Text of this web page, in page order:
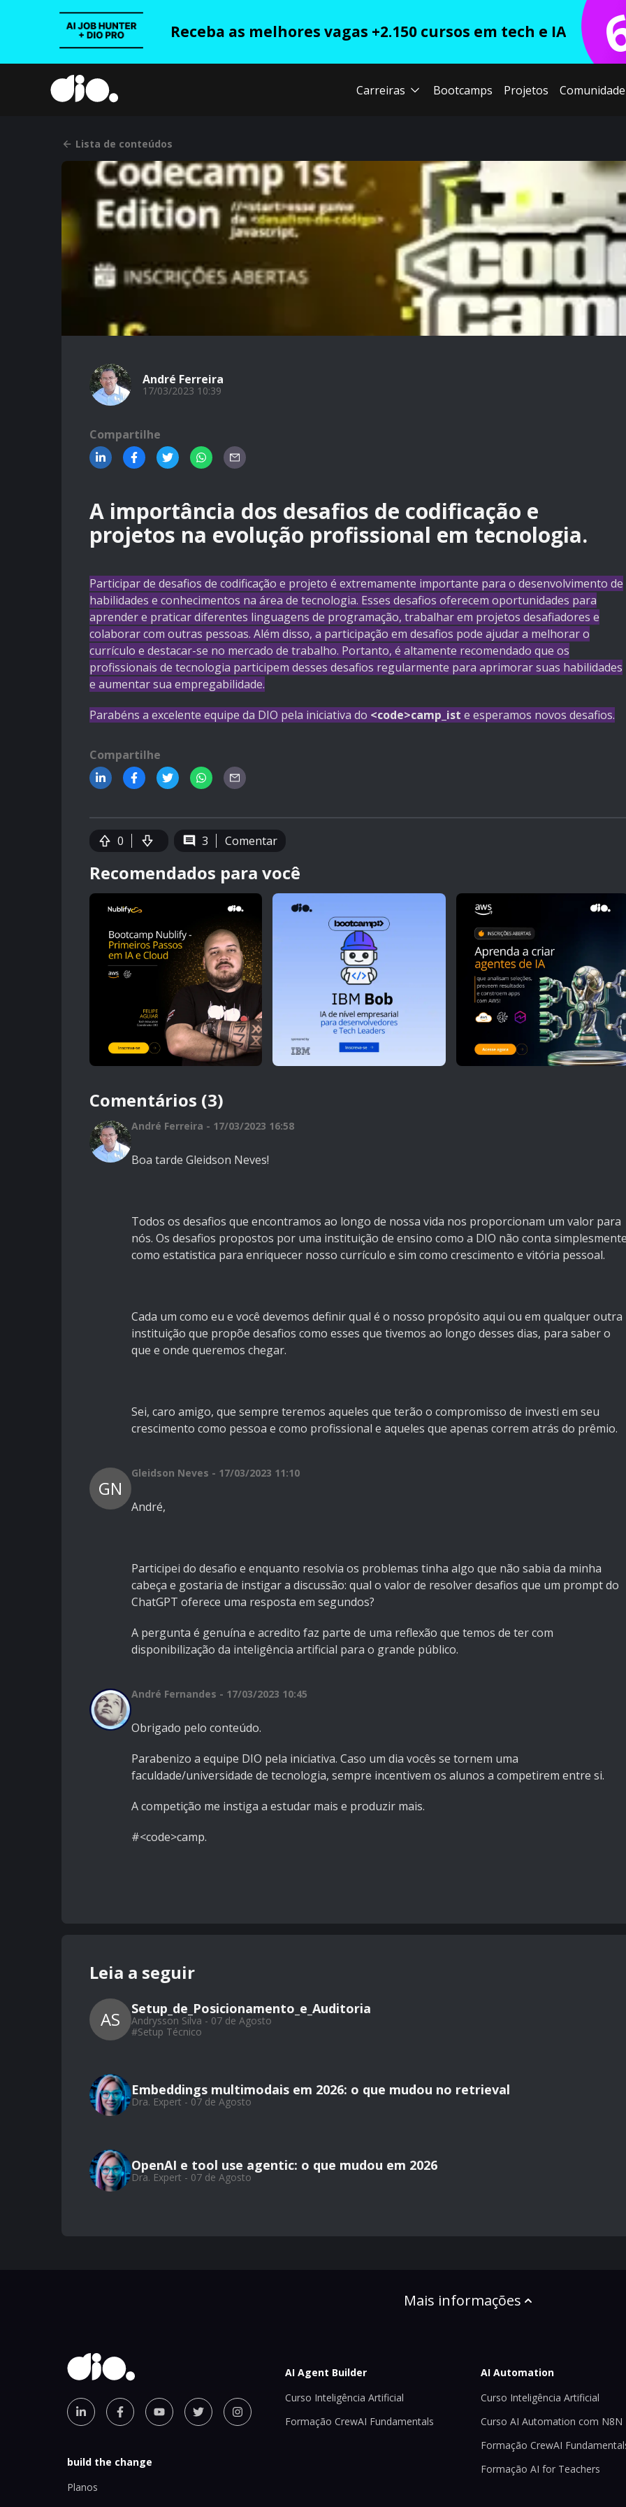
Receba as melhores vagas +2.150 cursos em tech e IA
Carreiras Bootcamps Projetos Comunidade
Lista de conteúdos
André Ferreira
17/03/2023 10:39
Compartilhe
A importância dos desafios de codificação e
projetos na evolução profissional em tecnologia.
Participar de desafios de codificação e projeto é extremamente importante para o desenvolvimento de
habilidades e conhecimentos na área de tecnologia. Esses desafios oferecem oportunidades para
aprender e praticar diferentes linguagens de programação, trabalhar em projetos desafiadores e
colaborar com outras pessoas. Além disso, a participação em desafios pode ajudar a melhorar o
currículo e destacar-se no mercado de trabalho. Portanto, é altamente recomendado que os
profissionais de tecnologia participem desses desafios regularmente para aprimorar suas habilidades
e aumentar sua empregabilidade.
Parabéns a excelente equipe da DIO pela iniciativa do <code>camp_ist e esperamos novos desafios.
Compartilhe
0 3 Comentar
Recomendados para você
Comentários (3)
André Ferreira - 17/03/2023 16:58
Boa tarde Gleidson Neves!
Todos os desafios que encontramos ao longo de nossa vida nos proporcionam um valor para
nós. Os desafios propostos por uma instituição de ensino como a DIO não conta
como estatistica para enriquecer nosso currículo e sim como crescimento e vitória pessoal.
Cada um como eu e você devemos definir qual é o nosso propósito aqui ou em qualquer outra
instituição que propõe desafios como esses que tivemos ao longo desses dias, para saber o
que e onde queremos chegar.
Sei, caro amigo, que sempre teremos aqueles que terão o compromisso de investi em seu
crescimento como pessoa e como profissional e aqueles que apenas correm atrás do prêmio.
GN
Gleidson Neves - 17/03/2023 11:10
André,
Participei do desafio e enquanto resolvia os problemas tinha algo que não sabia da minha
cabeça e gostaria de instigar a discussão: qual o valor de resolver desafios que um prompt do
ChatGPT oferece uma resposta em segundos?
A pergunta é genuína e acredito faz parte de uma reflexão que temos de ter com
disponibilização da inteligência artificial para o grande público.
André Fernandes - 17/03/2023 10:45
Obrigado pelo conteúdo.
Parabenizo a equipe DIO pela iniciativa. Caso um dia vocês se tornem uma
faculdade/universidade de tecnologia, sempre incentivem os alunos a competirem entre si.
A competição me instiga a estudar mais e produzir mais.
#<code>camp.
Leia a seguir
AS Setup_de_Posicionamento_e_Auditoria
Andrysson Silva - 07 de Agosto
#Setup Técnico
Embeddings multimodais em 2026: o que mudou no retrieval
Dra. Expert - 07 de Agosto
OpenAI e tool use agentic: o que mudou em 2026
Dra. Expert - 07 de Agosto
Mais informações
build the change
Planos
AI Agent Builder
Curso Inteligência Artificial
Formação CrewAI Fundamentals
AI Automation
Curso Inteligência Artificial
Curso AI Automation com N8N
Formação CrewAI
Formação AI for Teachers